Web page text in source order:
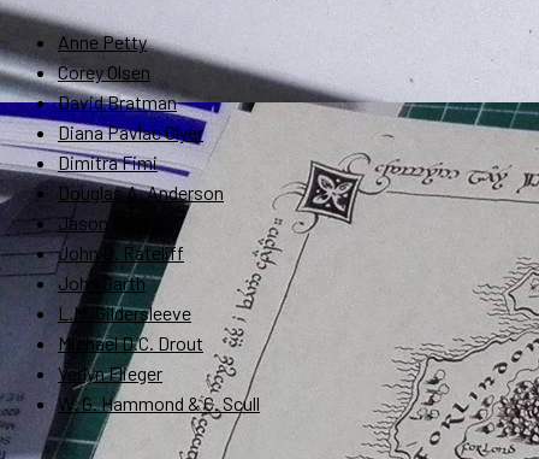
Anne Petty
Corey Olsen
David Bratman
Diana Pavlac Glyer
Dimitra Fimi
Douglas A. Anderson
Jason Fisher
John D. Rateliff
John Garth
L.M. Gildersleeve
Michael D.C. Drout
Verlyn Flieger
W. G. Hammond & C. Scull